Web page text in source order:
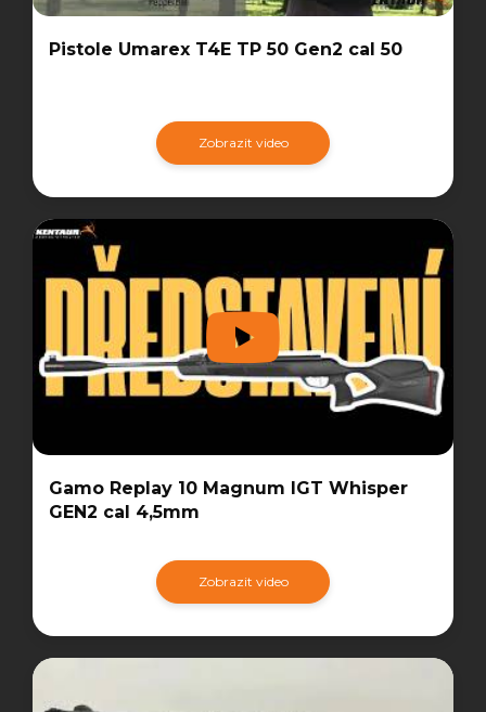
Pistole Umarex T4E TP 50 Gen2 cal 50
Zobrazit video
Gamo Replay 10 Magnum IGT Whisper
GEN2 cal 4,5mm
Zobrazit video